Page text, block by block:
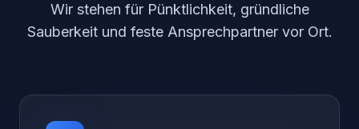
Wir stehen für Pünktlichkeit, gründliche
Sauberkeit und feste Ansprechpartner vor Ort.